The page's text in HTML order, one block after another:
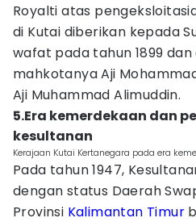
Royalti atas
di Kutai diberikan kepada
wafat pada tahun 1899
mahkotanya Aji
Aji Muhammad Alimuddin.
5.Era kemerdekaan dan
kesultanan
Kerajaan Kutai Kertanegara pada era
Pada tahun 1947,
dengan status Daerah
Provinsi Kalimantan Timur